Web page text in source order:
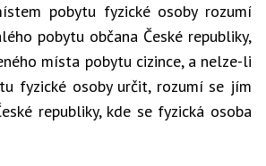
pobytu fyzické osoby rozumí
pobytu občana České republiky,
místa pobytu cizince, a nelze-li
fyzické osoby určit, rozumí se jím
republiky, kde se fyzická osoba